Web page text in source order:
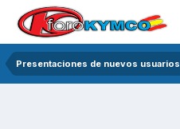
Presentaciones de nuevos usuarios